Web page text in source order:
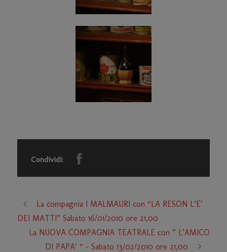
Condividi:
La compagnia I MALMAURI con “LA RESON L’E’
DEI MATTI” Sabato 16/01/2010 ore 21,00
La NUOVA COMPAGNIA TEATRALE con ” L’AMICO
DI PAPA’ “ – Sabato 13/02/2010 ore 21,00